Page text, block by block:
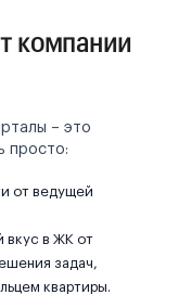
компании
– это
просто:
от ведущей
вкус в ЖК от
задач,
квартиры.